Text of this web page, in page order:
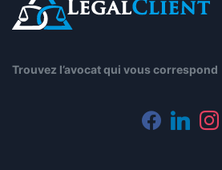
Trouvez l’avocat qui vous correspond
facebooklinkedin